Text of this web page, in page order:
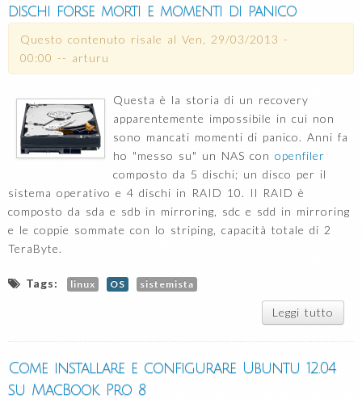
dischi forse morti e momenti di panico
Questo contenuto risale al Ven, 29/03/2013 -
00:00 -- arturu
Questa è la storia di un recovery
apparentemente impossibile in cui non
sono mancati momenti di panico. Anni fa
ho "messo su" un NAS con openfiler
composto da 5 dischi; un disco per il
sistema operativo e 4 dischi in RAID 10. Il RAID è
composto da sda e sdb in mirroring, sdc e sdd in mirroring
e le coppie sommate con lo striping, capacità totale di 2
TeraByte.
Tags: linux OS sistemista
Leggi tutto
Come installare e configurare Ubuntu 12.04
su MacBook Pro 8